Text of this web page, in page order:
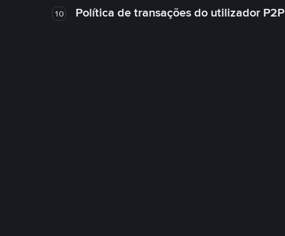
10 Política de transações do utilizador P2P